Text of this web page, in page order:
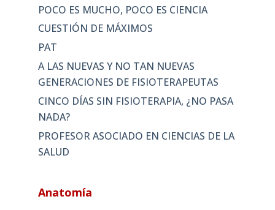
POCO ES MUCHO, POCO ES CIENCIA
CUESTIÓN DE MÁXIMOS
PAT
A LAS NUEVAS Y NO TAN NUEVAS
GENERACIONES DE FISIOTERAPEUTAS
CINCO DÍAS SIN FISIOTERAPIA, ¿NO PASA
NADA?
PROFESOR ASOCIADO EN CIENCIAS DE LA
SALUD
Anatomía